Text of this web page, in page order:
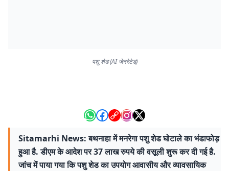
पशु शेड (AI जेनरेटेड)
Sitamarhi News: बथनाहा में मनरेगा पशु शेड घोटाले का भंडाफोड़
हुआ है. डीएम के आदेश पर 37 लाख रुपये की वसूली शुरू कर दी गई है.
जांच में पाया गया कि पशु शेड का उपयोग आवासीय और व्यावसायिक